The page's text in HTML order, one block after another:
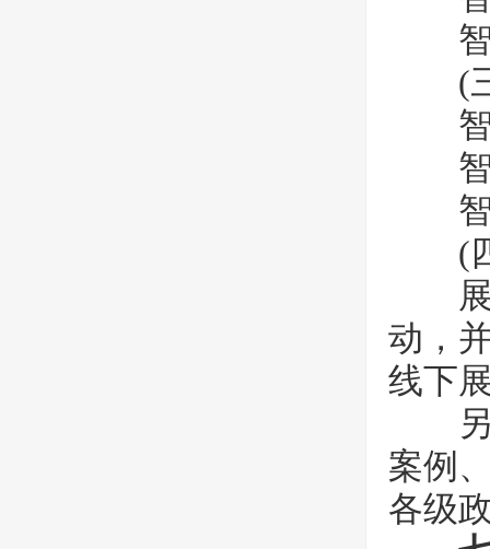
智
(三)
智
智
智
(四)
展
动，
线下
另
案例
各级